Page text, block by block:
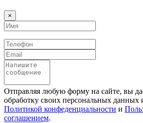
×
Имя
Телефон
Email
Сообщение
Отправляя любую форму на сайте, вы
обработку своих персональных данных
Политикой конфеденциальности и
соглашением.